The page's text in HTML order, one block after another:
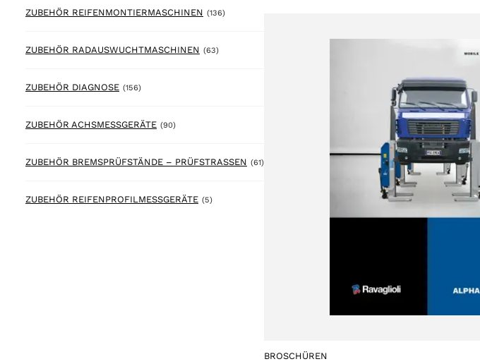
ZUBEHÖR REIFENMONTIERMASCHINEN (136)136 products
ZUBEHÖR RADAUSWUCHTMASCHINEN (63)63 products
ZUBEHÖR DIAGNOSE (156)156 products
ZUBEHÖR ACHSMESSGERÄTE (90)90 products
ZUBEHÖR BREMSPRÜFSTÄNDE – PRÜFSTRASSEN (61)61 products
ZUBEHÖR REIFENPROFILMESSGERÄTE (5)5 products
BROSCHÜREN